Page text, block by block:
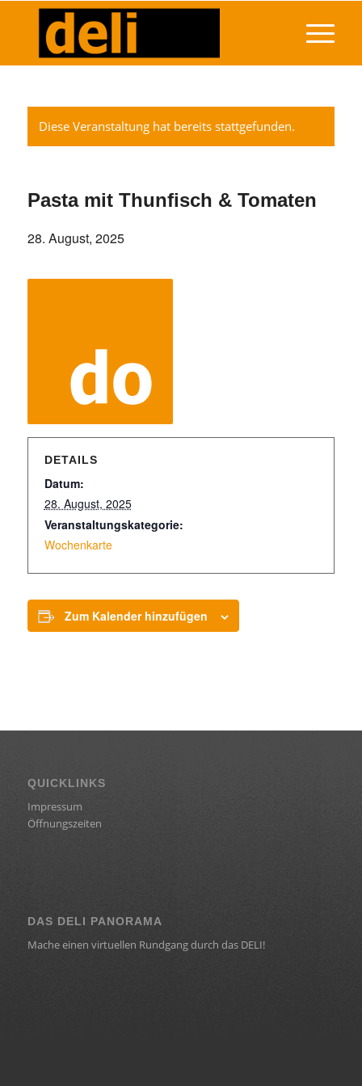
Diese Veranstaltung hat bereits stattgefunden.
Pasta mit Thunfisch & Tomaten
28. August, 2025
DETAILS
Datum:
28. August, 2025
Veranstaltungskategorie:
Wochenkarte
Zum Kalender hinzufügen
QUICKLINKS
Impressum
Öffnungszeiten
DAS DELI PANORAMA
Mache einen virtuellen Rundgang durch das DELI!